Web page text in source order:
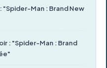
"Spider-Man : Brand New
: "Spider-Man : Brand